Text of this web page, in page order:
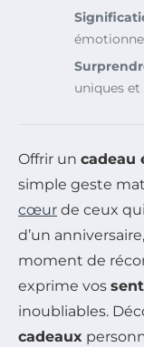
uniques
Offrir un cadeau
simple geste
cœur de ceux qui
d’un
moment de
exprime vos
inoubliables.
cadeaux